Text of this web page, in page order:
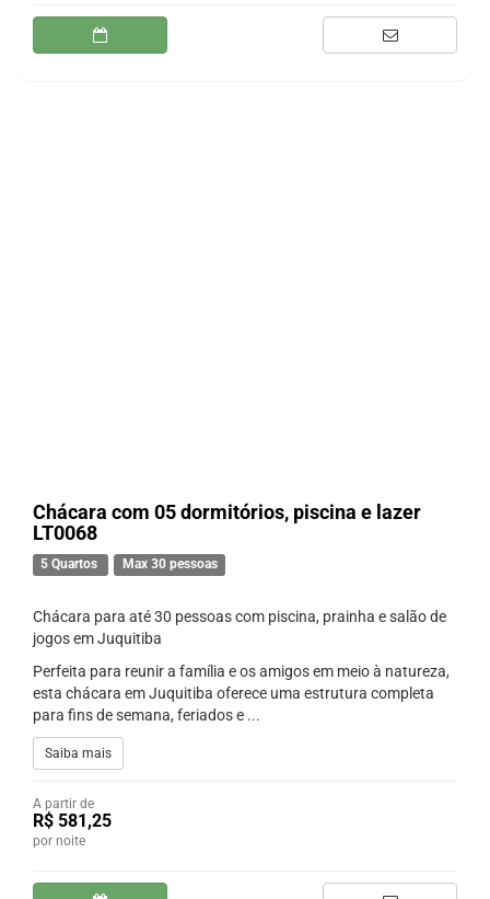
Chácara com 05 dormitórios, piscina e lazer
LT0068
5 Quartos Max 30 pessoas
Chácara para até 30 pessoas com piscina, prainha e salão de
jogos em Juquitiba
Perfeita para reunir a família e os amigos em meio à natureza,
esta chácara em Juquitiba oferece uma estrutura completa
para fins de semana, feriados e ...
Saiba mais
A partir de
R$ 581,25
por noite